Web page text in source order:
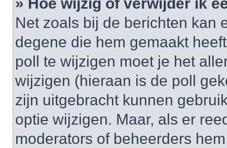
Net zoals bij de berichten kan
degene die hem gemaakt
poll te wijzigen moet je het
wijzigen (hieraan is de poll
zijn uitgebracht kunnen
optie wijzigen. Maar, als er
moderators of beheerders